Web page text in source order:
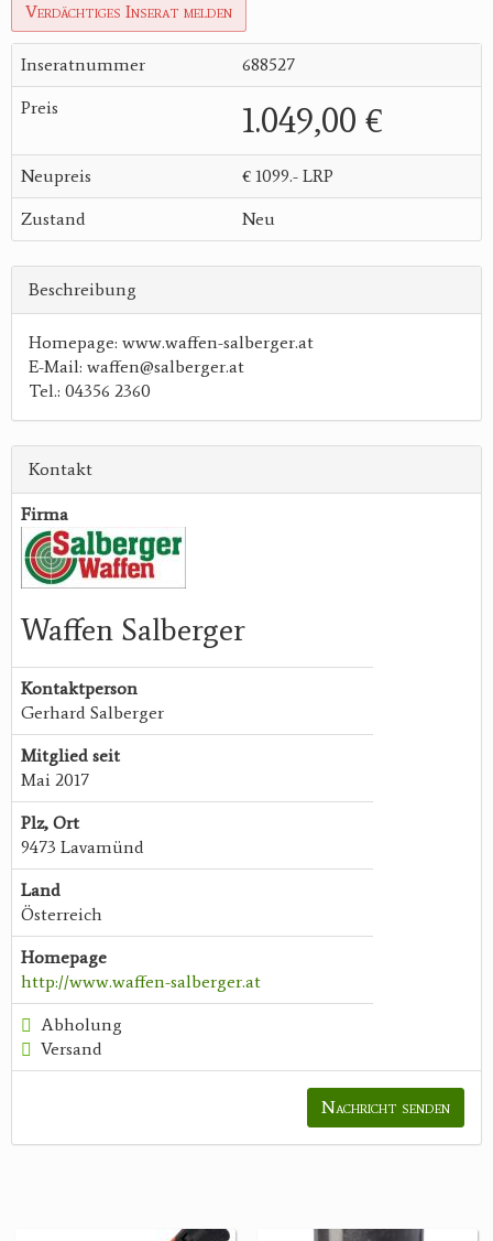
Verdächtiges Inserat melden
Inseratnummer 688527
Preis 1.049,00 €
Neupreis € 1099.- LRP
Zustand Neu
Beschreibung
Homepage: www.waffen-salberger.at
E-Mail: waffen@salberger.at
Tel.: 04356 2360
Kontakt
Firma
Waffen Salberger
Kontaktperson
Gerhard Salberger
Mitglied seit
Mai 2017
Plz, Ort
9473 Lavamünd
Land
Österreich
Homepage
http://www.waffen-salberger.at
Abholung
Versand
Nachricht senden